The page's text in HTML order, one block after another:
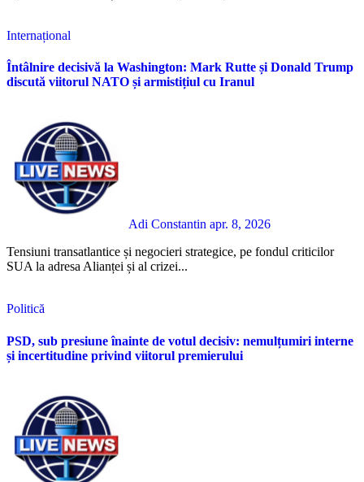
Internațional
Întâlnire decisivă la Washington: Mark Rutte și Donald Trump
discută viitorul NATO și armistițiul cu Iranul
Adi Constantin apr. 8, 2026
Tensiuni transatlantice și negocieri strategice, pe fondul criticilor
SUA la adresa Alianței și al crizei...
Politică
PSD, sub presiune înainte de votul decisiv: nemulțumiri interne
și incertitudine privind viitorul premierului